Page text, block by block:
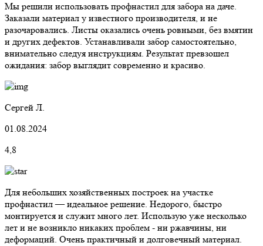
Мы решили использовать профнастил для забора на даче.
Заказали материал у известного производителя, и не
разочаровались. Листы оказались очень ровными, без вмятин
и других дефектов. Устанавливали забор самостоятельно,
внимательно следуя инструкциям. Результат превзошел
ожидания: забор выглядит современно и красиво.
Сергей Л.
01.08.2024
4,8
Для небольших хозяйственных построек на участке
профнастил — идеальное решение. Недорого, быстро
монтируется и служит много лет. Использую уже несколько
лет и не возникло никаких проблем - ни ржавчины, ни
деформаций. Очень практичный и долговечный материал.